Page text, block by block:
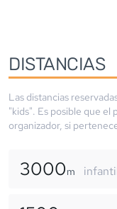
DISTANCIAS
Las distancias
"kids". Es posible que el
organizador, si
3000m